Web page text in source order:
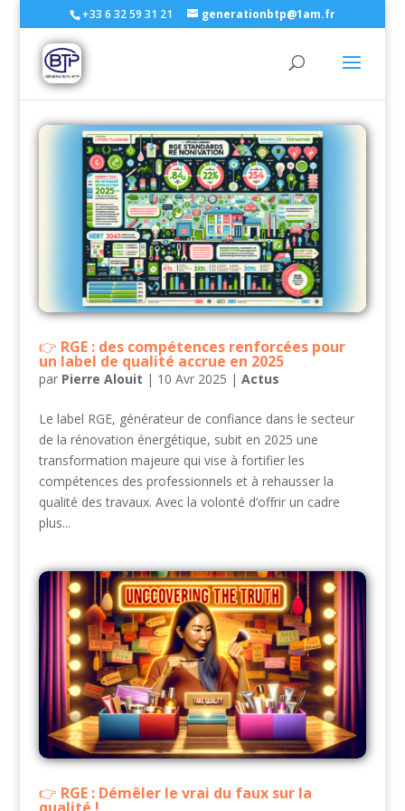
+33 6 32 59 31 21 generationbtp@1am.fr
RGE : des compétences renforcées pour
un label de qualité accrue en 2025
par Pierre Alouit | 10 Avr 2025 | Actus
Le label RGE, générateur de confiance dans le secteur
de la rénovation énergétique, subit en 2025 une
transformation majeure qui vise à fortifier les
compétences des professionnels et à rehausser la
qualité des travaux. Avec la volonté d’offrir un cadre
plus...
RGE : Démêler le vrai du faux sur la